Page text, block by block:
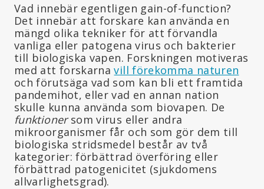
Vad innebär egentligen gain-of-function?
Det innebär att forskare kan använda en
mängd olika tekniker för att förvandla
vanliga eller patogena virus och bakterier
till biologiska vapen. Forskningen motiveras
med att forskarnavill förekomma naturen
och förutsäga vad som kan bli ett framtida
pandemihot, eller vad en annan nation
skulle kunna använda som biovapen. De
funktionersom virus eller andra
mikroorganismer får och som gör dem till
biologiska stridsmedel består av två
kategorier: förbättrad överföring eller
förbättrad patogenicitet (sjukdomens
allvarlighetsgrad).